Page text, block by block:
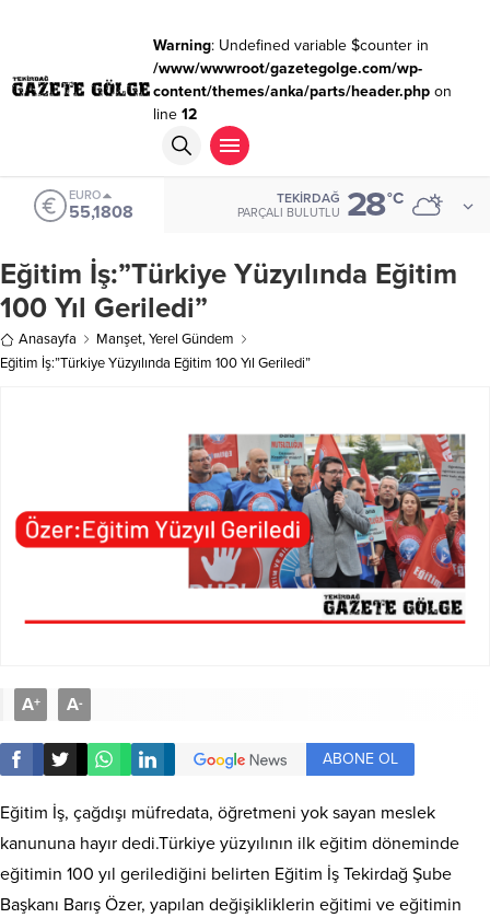
Warning: Undefined variable $counter in
/www/wwwroot/gazetegolge.com/wp-
content/themes/anka/parts/header.phpon
line 12
ALTIN
6.662,82
TEKIRDAĞ
PARÇALI BULUTLU 28°C
Eğitim İş:”Türkiye Yüzyılında Eğitim
100 Yıl Geriledi”
Anasayfa Manşet,Yerel Gündem
Eğitim İş:”Türkiye Yüzyılında Eğitim 100 Yıl Geriledi”
A+ A-
ABONE OL
Eğitim İş, çağdışı müfredata, öğretmeni yok sayan meslek
kanununa hayır dedi.Türkiye yüzyılının ilk eğitim döneminde
eğitimin 100 yıl gerilediğini belirten Eğitim İş Tekirdağ Şube
Başkanı Barış Özer, yapılan değişikliklerin eğitimi ve eğitimin